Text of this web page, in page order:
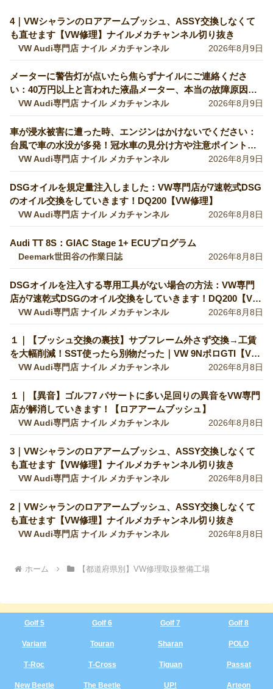
4｜VWシャランのロアアームブッシュ、ASSY交換しなくて
も直せます【VW修理】ナイルメカチャンネル切り抜き
VW Audi専門店 ナイル メカチャンネル 2026年8月9日
メーターに警告灯が点いたら焦らずナイルにご連絡くださ
い：40万円以上と言われた液晶メーター、本当の故障原因は
これです。【VW修理】
VW Audi専門店 ナイル メカチャンネル 2026年8月9日
車が浸水被害に遭った時、エンジンはかけないでください：
台風で車の水没が多発！冠水車の見分け方や注意ポイントを
VW専門店が解説していきます！【VW修理】
VW Audi専門店 ナイル メカチャンネル 2026年8月9日
DSGオイルを規定量注入しました：VW専門店が7速乾式DSG
のオイル交換をしていきます！DQ200【VW修理】
VW Audi専門店 ナイル メカチャンネル 2026年8月8日
Audi TT 8S：GIAC Stage 1+ ECUプログラム
Deemark世田谷の作業日誌 2026年8月8日
DSGオイルを注入する専用工具がない場合の方法：VW専門
店が7速乾式DSGのオイル交換をしていきます！DQ200【VW
修理】
VW Audi専門店 ナイル メカチャンネル 2026年8月8日
１｜【ブッシュ交換の裏技】サブフレーム外さず交換→工賃
を大幅削減！SST使ったら別物だった｜VW 9NポロGTI【VW
Audiの修理・整備】
VW Audi専門店 ナイル メカチャンネル 2026年8月8日
１｜【異音】ゴルフ7 パサートに多い足回りの異音をVW専門
店が解消していきます！【ロアアームブッシュ】
VW Audi専門店 ナイル メカチャンネル 2026年8月8日
3｜VWシャランのロアアームブッシュ、ASSY交換しなくて
も直せます【VW修理】ナイルメカチャンネル切り抜き
VW Audi専門店 ナイル メカチャンネル 2026年8月8日
2｜VWシャランのロアアームブッシュ、ASSY交換しなくて
も直せます【VW修理】ナイルメカチャンネル切り抜き
VW Audi専門店 ナイル メカチャンネル 2026年8月8日
ホーム 【都道府県別】VW修理取扱整備工場
Golf 5 Golf 6 Golf 7 Golf 8
Variant Touran Sharan POLO
T‑Roc T‑Cross Tiguan Passat
New Beetle The Beetle UP! Arteon